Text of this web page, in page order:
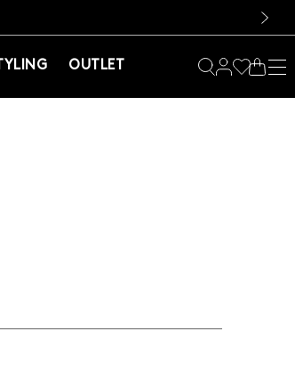
を！
を！
OUTLET